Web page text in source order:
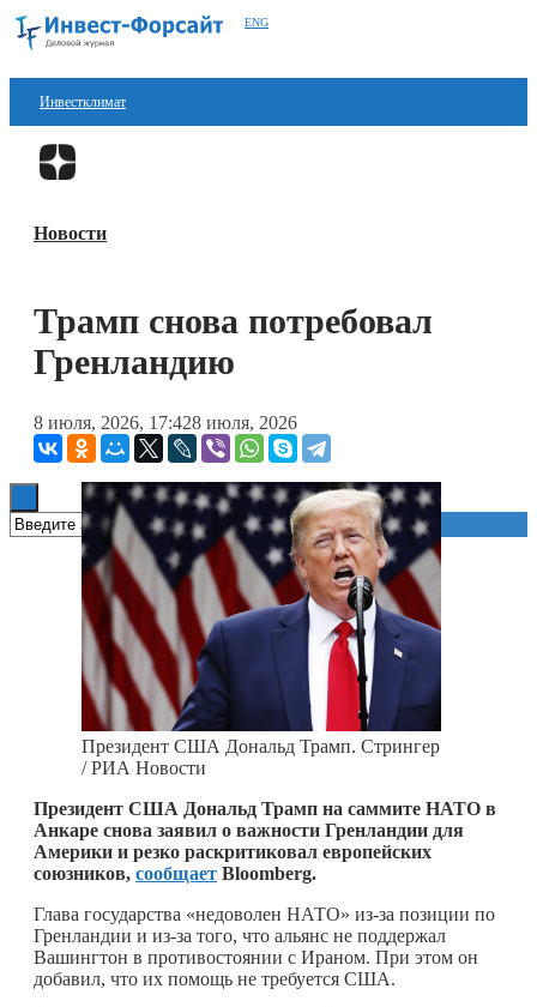
ENG
Инвестклимат
Финансы
Блокчейн
Технологии
Книги
Новости
Трамп снова потребовал
Гренландию
8 июля, 2026, 17:428 июля, 2026
Президент США Дональд Трамп. Стрингер
/ РИА Новости
Президент США Дональд Трамп на саммите НАТО в
Анкаре снова заявил о важности Гренландии для
Америки и резко раскритиковал европейских
союзников, сообщает Bloomberg.
Глава государства «недоволен НАТО» из-за позиции по
Гренландии и из-за того, что альянс не поддержал
Вашингтон в противостоянии с Ираном. При этом он
добавил, что их помощь не требуется США.